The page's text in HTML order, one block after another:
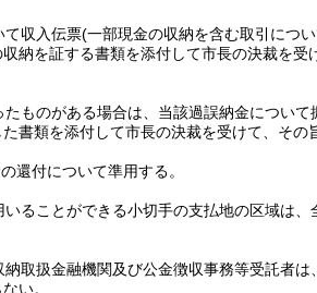
て収入伝票(一部現金の収納を含む取引につ
納を証する書類を添付して市長の決裁を
ものがある場合は、当該過誤納金につい
書類を添付して市長の決裁を受けて、そ
還付について準用する。
ることができる小切手の支払地の区域は、
取扱金融機関及び公金徴収事務等受託者
い。